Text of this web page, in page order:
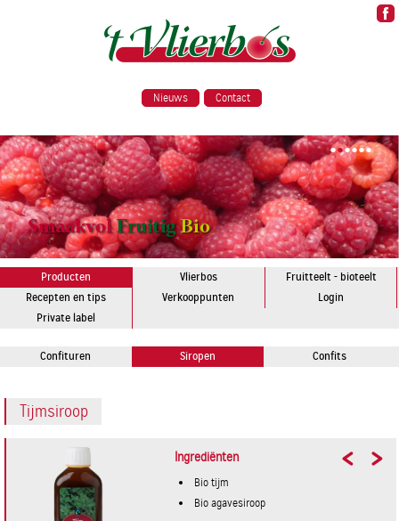
Nieuws Contact
••••••
Producten Vlierbos
Fruitteelt - bioteelt
Recepten en tips
Verkooppunten
Login
Private label
Confituren Siropen Confits
Tijmsiroop
Ingrediënten
Bio tijm
Bio agavesiroop